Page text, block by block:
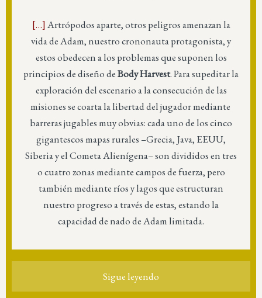
[…]Artrópodos aparte, otros peligros amenazan la
vida de Adam, nuestro crononauta protagonista, y
estos obedecen a los problemas que suponen los
principios de diseño deBody Harvest. Para supeditar la
exploración del escenario a la consecución de las
misiones se coarta la libertad del jugador mediante
barreras jugables muy obvias: cada uno de los cinco
gigantescos mapas rurales –Grecia, Java, EEUU,
Siberia y el Cometa Alienígena– son divididos en tres
o cuatro zonas mediante campos de fuerza, pero
también mediante ríos y lagos que estructuran
nuestro progreso a través de estas, estando la
capacidad de nado de Adam limitada.
Sigue leyendo